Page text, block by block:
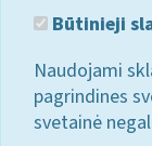
Būtinieji
Naudojami
pagrindines
svetainė